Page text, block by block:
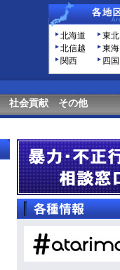
北海道 東北
北信越
東海
関西
四国
社会貢献 その他